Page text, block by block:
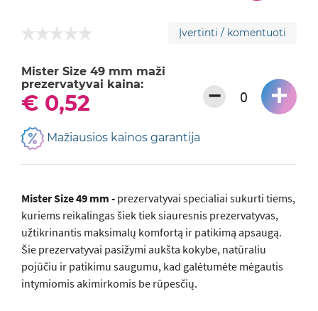
Įvertinti / komentuoti
Mister Size 49 mm maži
prezervatyvai kaina:
€ 0,52 − +
Mažiausios kainos garantija
Mister Size 49 mm - prezervatyvai specialiai sukurti tiems,
kuriems reikalingas šiek tiek siauresnis prezervatyvas,
užtikrinantis maksimalų komfortą ir patikimą apsaugą.
Šie prezervatyvai pasižymi aukšta kokybe, natūraliu
pojūčiu ir patikimu saugumu, kad galėtumėte mėgautis
intymiomis akimirkomis be rūpesčių.